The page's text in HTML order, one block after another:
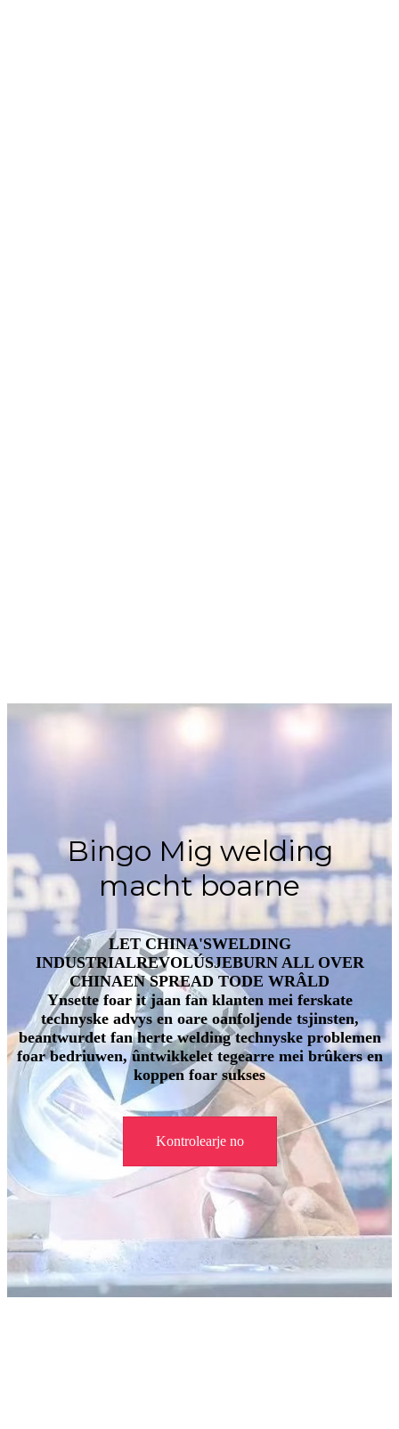
Bingo Mig welding
macht boarne
LET CHINA'SWELDING
INDUSTRIALREVOLÚSJEBURN ALL OVER
CHINAEN SPREAD TODE WRÂLD
Ynsette foar it jaan fan klanten mei ferskate
technyske advys en oare oanfoljende tsjinsten,
beantwurdet fan herte welding technyske problemen
foar bedriuwen, ûntwikkelet tegearre mei brûkers en
koppen foar sukses
Kontrolearje no